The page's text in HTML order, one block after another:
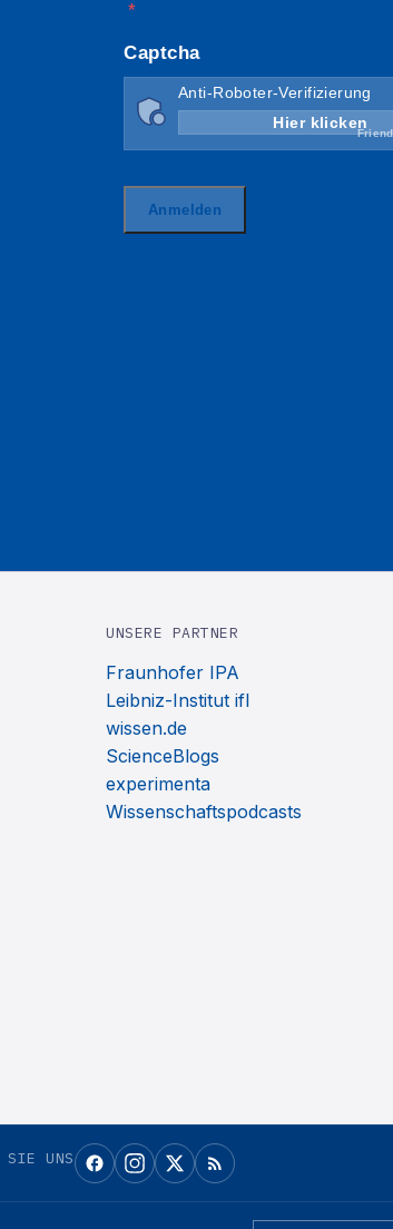
UNSERE PARTNER
Fraunhofer IPA
Leibniz-Institut ifl
wissen.de
ScienceBlogs
experimenta
Wissenschaftspodcasts
SIE UNS